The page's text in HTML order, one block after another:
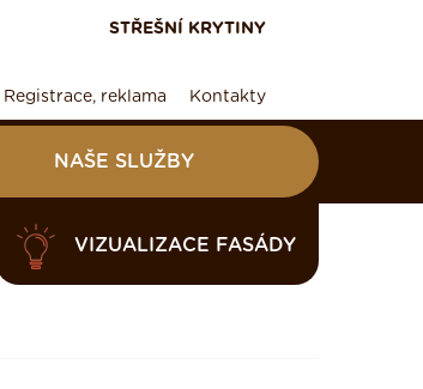
STŘEŠNÍ KRYTINY
Registrace, reklama Kontakty
NAŠE SLUŽBY
VIZUALIZACE FASÁDY